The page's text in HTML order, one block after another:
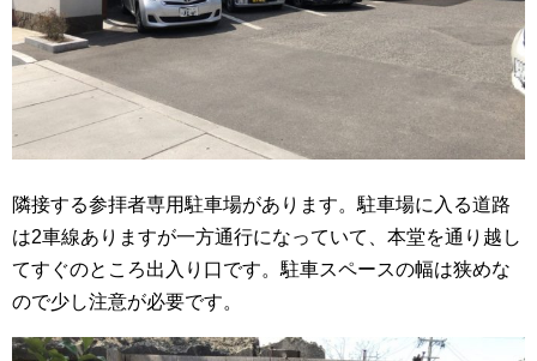
隣接する参拝者専用駐車場があります。駐車場に入る道路
は2車線ありますが一方通行になっていて、本堂を通り越し
てすぐのところ出入り口です。駐車スペースの幅は狭めな
ので少し注意が必要です。